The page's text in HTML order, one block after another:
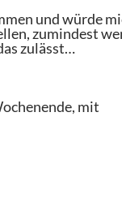
und würde
zumindest
zulässt…
mit